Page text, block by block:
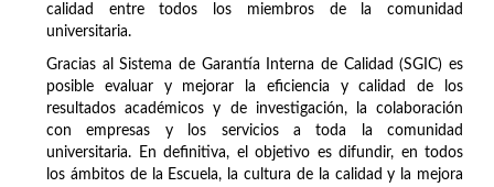
calidad entre todos los miembros de la comunidad
universitaria.
Gracias al Sistema de Garantía Interna de Calidad (SGIC) es
posible evaluar y mejorar la eficiencia y calidad de los
resultados académicos y de investigación, la colaboración
con empresas y los servicios a toda la comunidad
universitaria. En definitiva, el objetivo es difundir, en todos
los ámbitos de la Escuela, la cultura de la calidad y la mejora